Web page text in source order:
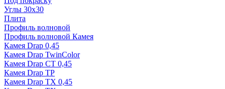
Углы 30х30
Плита
Профиль волновой
Профиль волновой Камея
Камея Drap 0,45
Камея Drap TwinColor
Камея Drap СТ 0,45
Камея Drap ТР
Камея Drap ТХ 0,45